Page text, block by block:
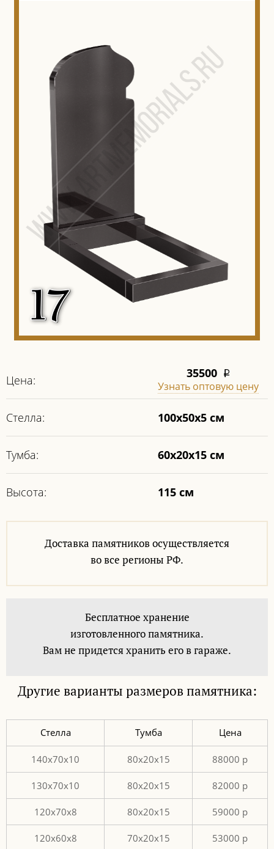
Цена: 35500 i
Узнать оптовую цену
Стелла: 100х50х5 см
Тумба: 60x20x15 см
Высота: 115 см
Доставка памятников осуществляется
во все регионы РФ.
Бесплатное хранение
изготовленного памятника.
Вам не придется хранить его в гараже.
Другие варианты размеров памятника:
Стелла Тумба Цена
140x70x10 80x20x15 88000 p
130х70х10 80х20х15 82000 p
120х70х8 80х20х15 59000 p
120х60х8 70х20х15 53000 p